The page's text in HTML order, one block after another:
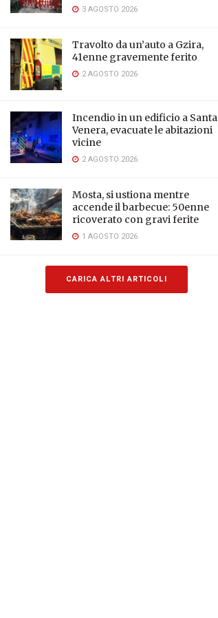
3 AGOSTO 2026
Travolto da un’auto a Gzira,
41enne gravemente ferito
2 AGOSTO 2026
Incendio in un edificio a Santa
Venera, evacuate le abitazioni
vicine
2 AGOSTO 2026
Mosta, si ustiona mentre
accende il barbecue: 50enne
ricoverato con gravi ferite
1 AGOSTO 2026
CARICA ALTRI ARTICOLI